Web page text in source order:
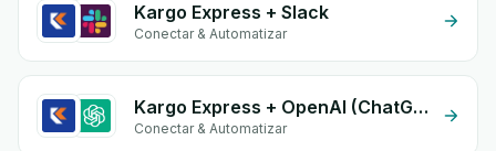
Kargo Express + Slack
Conectar & Automatizar
Kargo Express + OpenAI (ChatGPT)
Conectar & Automatizar